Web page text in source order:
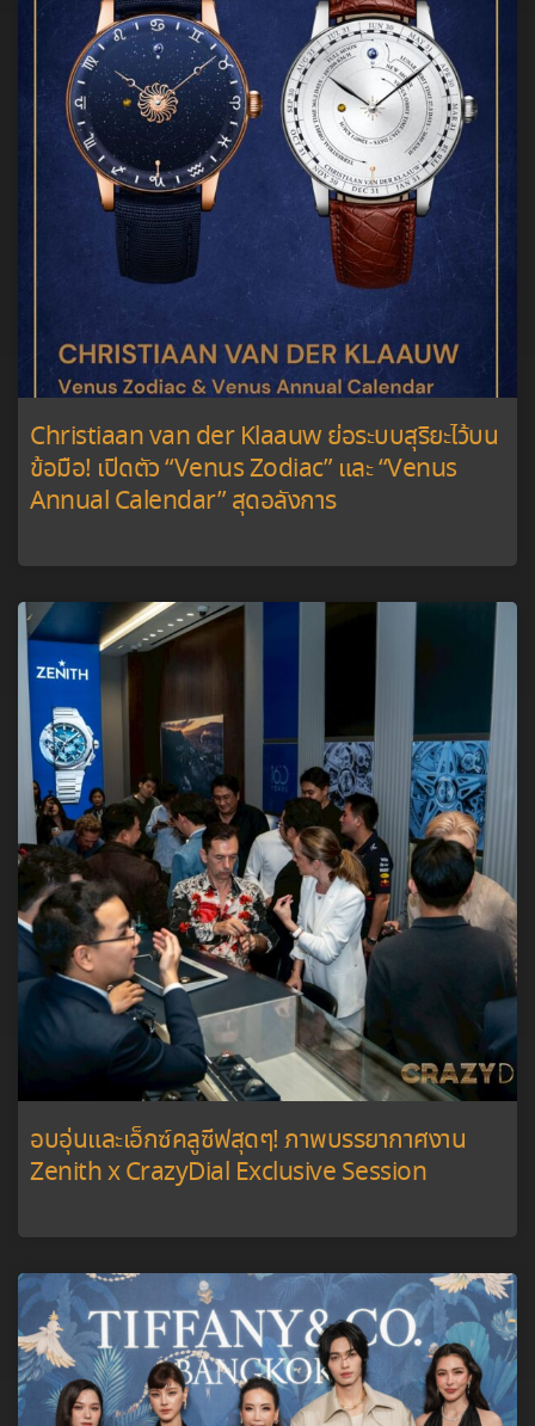
Christiaan van der Klaauw ย่อระบบสุริยะไว้บน
ข้อมือ! เปิดตัว “Venus Zodiac” และ “Venus
Annual Calendar” สุดอลังการ
อบอุ่นและเอ็กซ์คลูซีฟสุดๆ! ภาพบรรยากาศงาน
Zenith x CrazyDial Exclusive Session